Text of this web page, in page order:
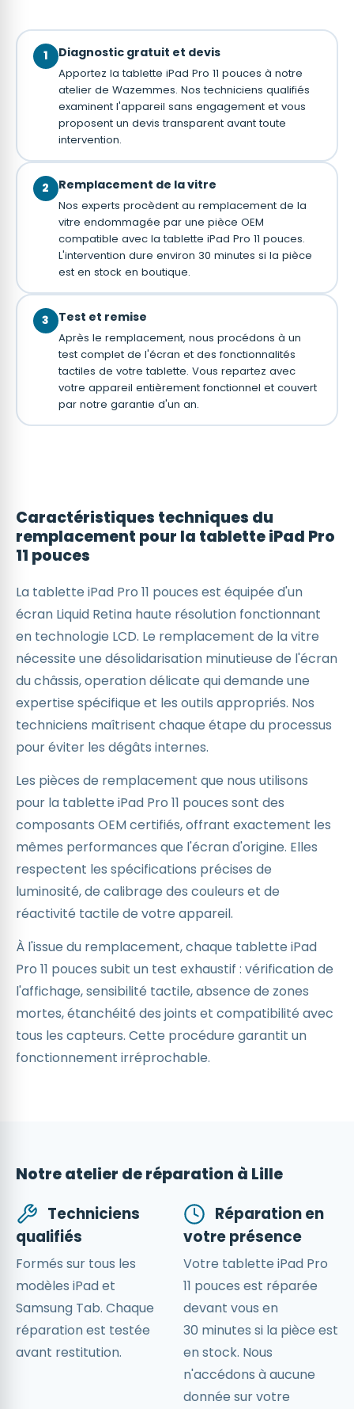
1 Diagnostic gratuit et devis
Apportez la tablette iPad Pro 11 pouces à notre
atelier de Wazemmes. Nos techniciens qualifiés
examinent l'appareil sans engagement et vous
proposent un devis transparent avant toute
intervention.
2 Remplacement de la vitre
Nos experts procèdent au remplacement de la
vitre endommagée par une pièce OEM
compatible avec la tablette iPad Pro 11 pouces.
L'intervention dure environ 30 minutes si la pièce
est en stock en boutique.
3 Test et remise
Après le remplacement, nous procédons à un
test complet de l'écran et des fonctionnalités
tactiles de votre tablette. Vous repartez avec
votre appareil entièrement fonctionnel et couvert
par notre garantie d'un an.
Caractéristiques techniques du
remplacement pour la tablette iPad Pro
11 pouces
La tablette iPad Pro 11 pouces est équipée d'un
écran Liquid Retina haute résolution fonctionnant
en technologie LCD. Le remplacement de la vitre
nécessite une désolidarisation minutieuse de l'écran
du châssis, operation délicate qui demande une
expertise spécifique et les outils appropriés. Nos
techniciens maîtrisent chaque étape du processus
pour éviter les dégâts internes.
Les pièces de remplacement que nous utilisons
pour la tablette iPad Pro 11 pouces sont des
composants OEM certifiés, offrant exactement les
mêmes performances que l'écran d'origine. Elles
respectent les spécifications précises de
luminosité, de calibrage des couleurs et de
réactivité tactile de votre appareil.
À l'issue du remplacement, chaque tablette iPad
Pro 11 pouces subit un test exhaustif : vérification de
l'affichage, sensibilité tactile, absence de zones
mortes, étanchéité des joints et compatibilité avec
tous les capteurs. Cette procédure garantit un
fonctionnement irréprochable.
Notre atelier de réparation à Lille
Techniciens
qualifiés
Formés sur tous les
modèles iPad et
Samsung Tab. Chaque
réparation est testée
avant restitution.
Réparation en
votre présence
Votre tablette iPad Pro
11 pouces est réparée
devant vous en
30 minutes si la pièce est
en stock. Nous
n'accédons à aucune
donnée sur votre